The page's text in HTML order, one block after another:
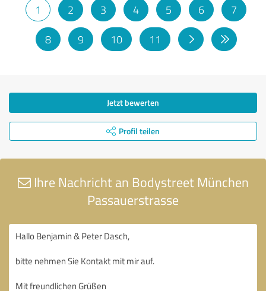
1 2 3 4 5 6 7
8 9 10 11
Jetzt bewerten
Profil teilen
Ihre Nachricht an Bodystreet München
Passauerstrasse